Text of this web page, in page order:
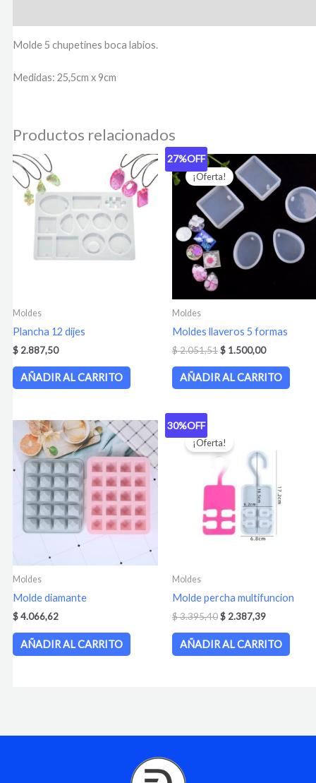
Molde 5 chupetines boca labios.
Medidas: 25,5cm x 9cm
Productos relacionados
Moldes
Plancha 12 dijes
$2.887,50
AÑADIR AL CARRITO
27%OFF
¡Oferta!
Moldes
Moldes llaveros 5 formas
$2.051,51
precio
original
era:
$ 2.051,51.
$ 1.500,00
precio
actual
es:
$ 1.500,00.
AÑADIR AL CARRITO
Moldes
Molde diamante
$4.066,62
AÑADIR AL CARRITO
30%OFF
¡Oferta!
Moldes
Molde percha multifuncion
$3.395,40
precio
original
$ 3.395,40.
$ 2.387,39
actual
es:
AÑADIR AL CARRITO